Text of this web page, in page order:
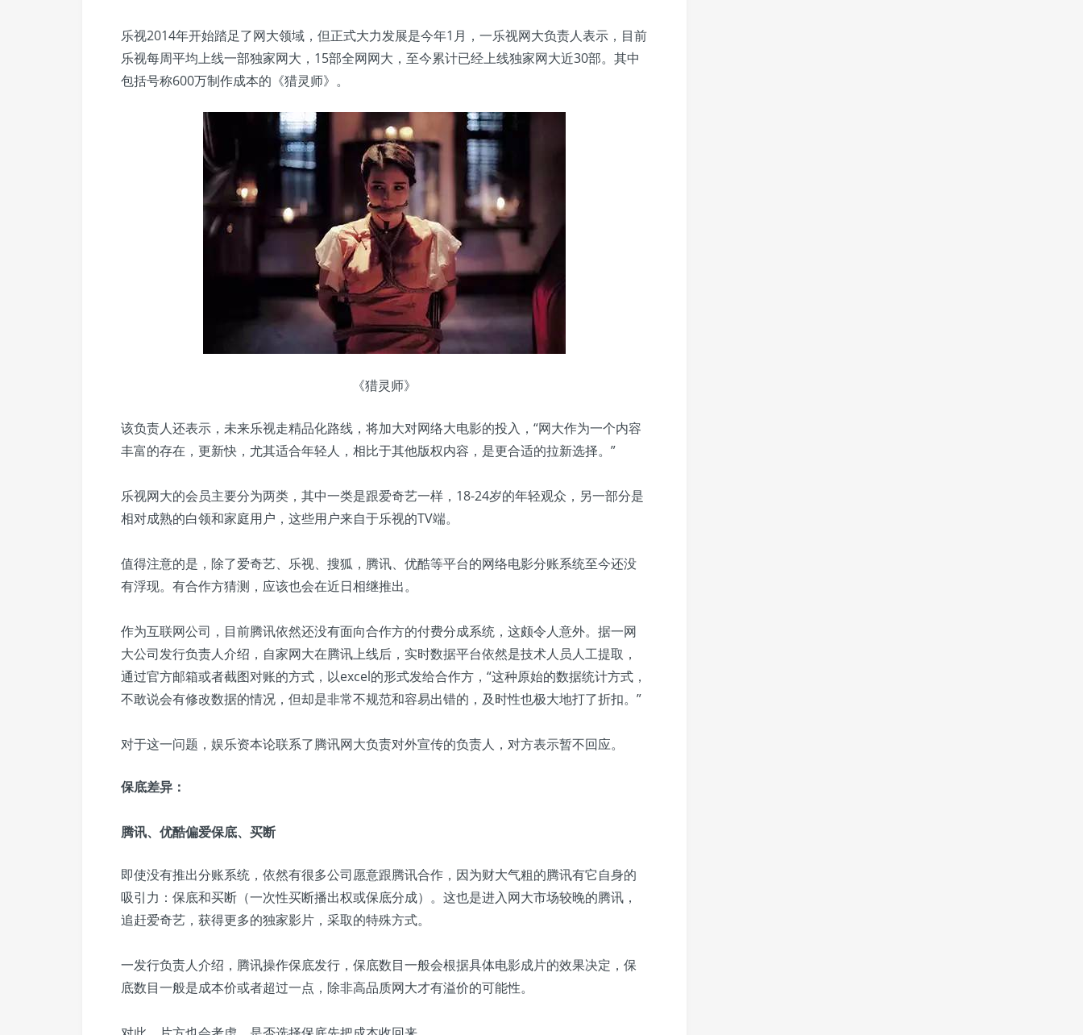
乐视2014年开始踏足了网大领域，但正式大力发展是今年1月，一乐视网大负责人表示，目前
乐视每周平均上线一部独家网大，15部全网网大，至今累计已经上线独家网大近30部。其中
包括号称600万制作成本的《猎灵师》。
《猎灵师》
该负责人还表示，未来乐视走精品化路线，将加大对网络大电影的投入，“网大作为一个内容
丰富的存在，更新快，尤其适合年轻人，相比于其他版权内容，是更合适的拉新选择。”
乐视网大的会员主要分为两类，其中一类是跟爱奇艺一样，18-24岁的年轻观众，另一部分是
相对成熟的白领和家庭用户，这些用户来自于乐视的TV端。
值得注意的是，除了爱奇艺、乐视、搜狐，腾讯、优酷等平台的网络电影分账系统至今还没
有浮现。有合作方猜测，应该也会在近日相继推出。
作为互联网公司，目前腾讯依然还没有面向合作方的付费分成系统，这颇令人意外。据一网
大公司发行负责人介绍，自家网大在腾讯上线后，实时数据平台依然是技术人员人工提取，
通过官方邮箱或者截图对账的方式，以excel的形式发给合作方，“这种原始的数据统计方式，
不敢说会有修改数据的情况，但却是非常不规范和容易出错的，及时性也极大地打了折扣。”
对于这一问题，娱乐资本论联系了腾讯网大负责对外宣传的负责人，对方表示暂不回应。
保底差异：
腾讯、优酷偏爱保底、买断
即使没有推出分账系统，依然有很多公司愿意跟腾讯合作，因为财大气粗的腾讯有它自身的
吸引力：保底和买断（一次性买断播出权或保底分成）。这也是进入网大市场较晚的腾讯，
追赶爱奇艺，获得更多的独家影片，采取的特殊方式。
一发行负责人介绍，腾讯操作保底发行，保底数目一般会根据具体电影成片的效果决定，保
底数目一般是成本价或者超过一点，除非高品质网大才有溢价的可能性。